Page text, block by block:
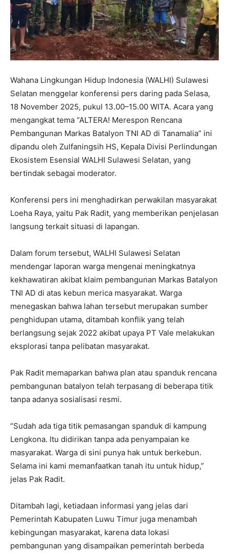
Wahana Lingkungan Hidup Indonesia (WALHI) Sulawesi
Selatan menggelar konferensi pers daring pada Selasa,
18 November 2025, pukul 13.00–15.00 WITA. Acara yang
mengangkat tema “ALTERA! Merespon Rencana
Pembangunan Markas Batalyon TNI AD di Tanamalia” ini
dipandu oleh Zulfaningsih HS, Kepala Divisi Perlindungan
Ekosistem Esensial WALHI Sulawesi Selatan, yang
bertindak sebagai moderator.
Konferensi pers ini menghadirkan perwakilan masyarakat
Loeha Raya, yaitu Pak Radit, yang memberikan penjelasan
langsung terkait situasi di lapangan.
Dalam forum tersebut, WALHI Sulawesi Selatan
mendengar laporan warga mengenai meningkatnya
kekhawatiran akibat klaim pembangunan Markas Batalyon
TNI AD di atas kebun merica masyarakat. Warga
menegaskan bahwa lahan tersebut merupakan sumber
penghidupan utama, ditambah konflik yang telah
berlangsung sejak 2022 akibat upaya PT Vale melakukan
eksplorasi tanpa pelibatan masyarakat.
Pak Radit memaparkan bahwa plan atau spanduk rencana
pembangunan batalyon telah terpasang di beberapa titik
tanpa adanya sosialisasi resmi.
“Sudah ada tiga titik pemasangan spanduk di kampung
Lengkona. Itu didirikan tanpa ada penyampaian ke
masyarakat. Warga di sini punya hak untuk berkebun.
Selama ini kami memanfaatkan tanah itu untuk hidup,”
jelas Pak Radit.
Ditambah lagi, ketiadaan informasi yang jelas dari
Pemerintah Kabupaten Luwu Timur juga menambah
kebingungan masyarakat, karena data lokasi
pembangunan yang disampaikan pemerintah berbeda